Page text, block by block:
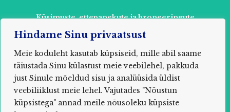
Hindame Sinu privaatsust
Meie koduleht kasutab küpsiseid, mille abil saame
täiustada Sinu külastust meie veebilehel, pakkuda
just Sinule mõeldud sisu ja analüüsida üldist
veebiliiklust meie lehel. Vajutades "Nõustun
küpsistega" annad meile nõusoleku küpsiste
Küsimuste, ettepanekute ja broneeringute
+ 372 52 803 87 võiinfo@muhuseikleja.ee
2021 MUHU SEIKLUSPARK / MTÜ Õpituba Saare
maakond, Muhu vald, Nõmmküla, Uuelu, 94752